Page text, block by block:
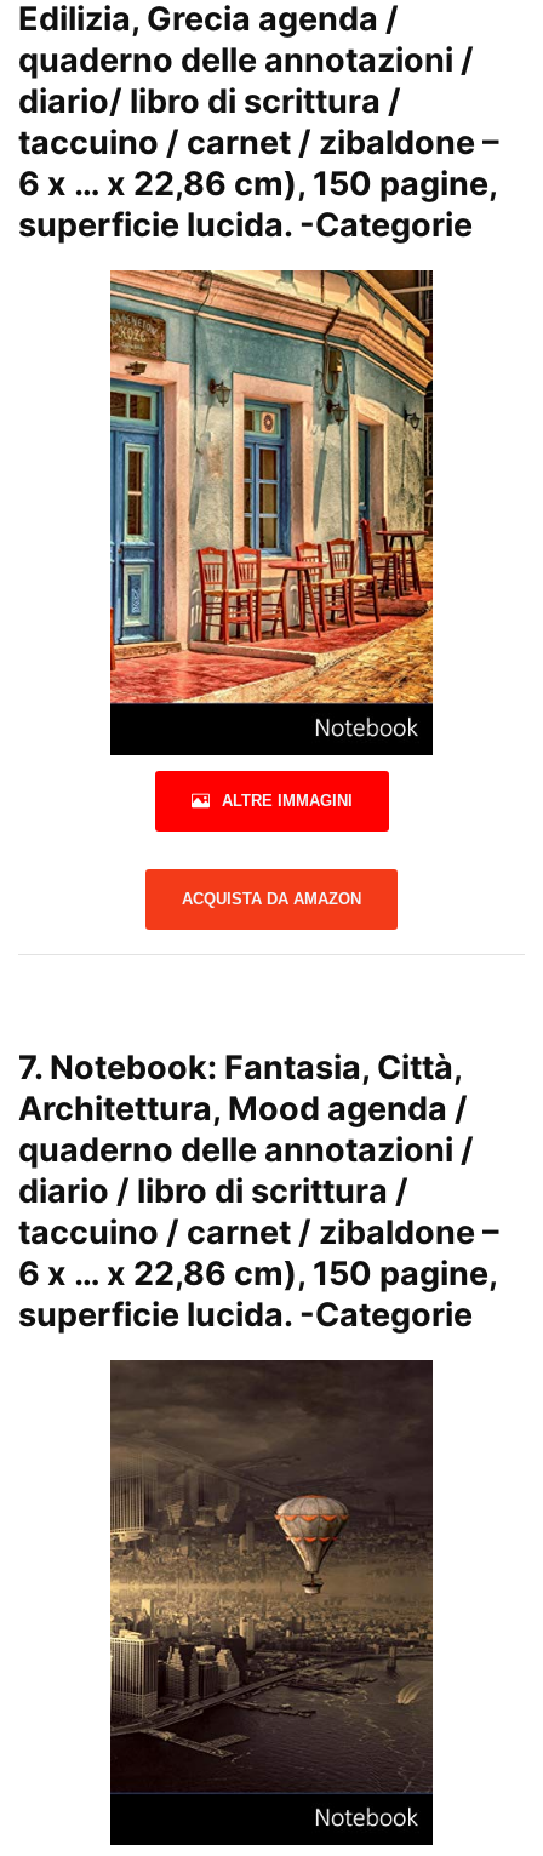
Edilizia, Grecia agenda /
quaderno delle annotazioni /
diario/ libro di scrittura /
taccuino / carnet / zibaldone –
6 x … x 22,86 cm), 150 pagine,
superficie lucida. -Categorie
ALTRE IMMAGINI
ACQUISTA DA AMAZON
7. Notebook: Fantasia, Città,
Architettura, Mood agenda /
quaderno delle annotazioni /
diario / libro di scrittura /
taccuino / carnet / zibaldone –
6 x … x 22,86 cm), 150 pagine,
superficie lucida. -Categorie